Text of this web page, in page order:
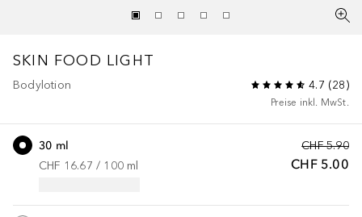
SKIN FOOD LIGHT
Bodylotion 4.7 (28)
Preise inkl. MwSt.
CHF 5.90
CHF 5.00
30 ml
CHF 16.67 / 100 ml